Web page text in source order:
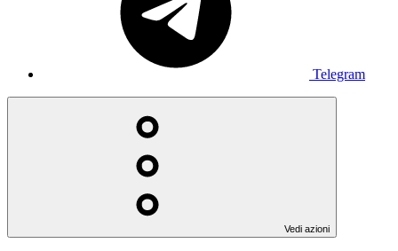
Telegram
Vedi azioni